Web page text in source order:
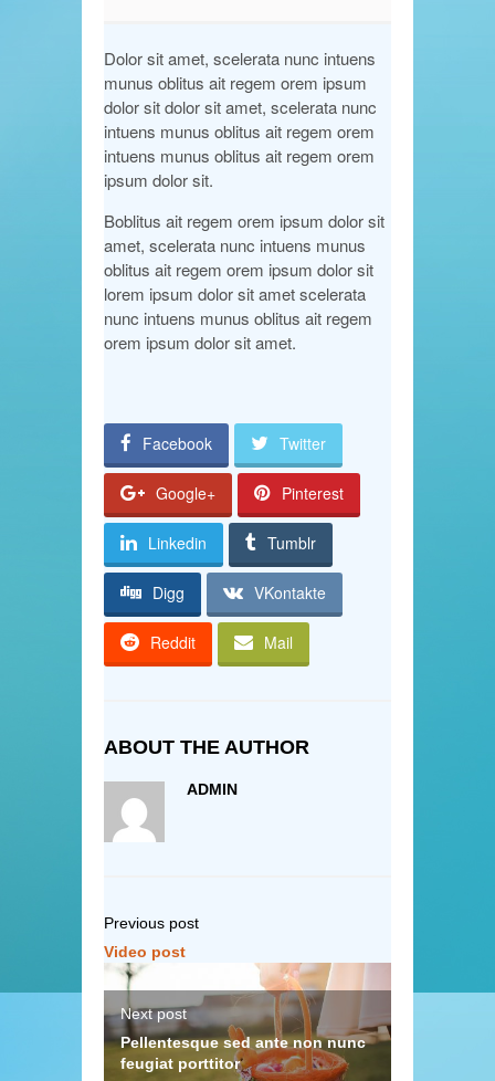
Dolor sit amet, scelerata nunc intuens
munus oblitus ait regem orem ipsum
dolor sit dolor sit amet, scelerata nunc
intuens munus oblitus ait regem orem
intuens munus oblitus ait regem orem
ipsum dolor sit.
Boblitus ait regem orem ipsum dolor sit
amet, scelerata nunc intuens munus
oblitus ait regem orem ipsum dolor sit
lorem ipsum dolor sit amet scelerata
nunc intuens munus oblitus ait regem
orem ipsum dolor sit amet.
Facebook Twitter
Google+ Pinterest
Linkedin Tumblr
Digg VKontakte
Reddit Mail
ABOUT THE AUTHOR
ADMIN
Previous post
Video post
Next post
Pellentesque sed ante non nunc
feugiat porttitor